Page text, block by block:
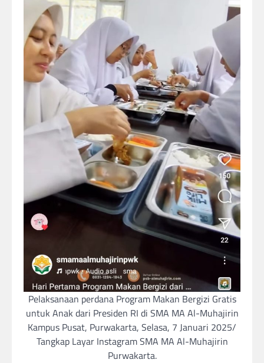
Pelaksanaan perdana Program Makan Bergizi Gratis
untuk Anak dari Presiden RI di SMA MA Al-Muhajirin
Kampus Pusat, Purwakarta, Selasa, 7 Januari 2025/
Tangkap Layar Instagram SMA MA Al-Muhajirin
Purwakarta.